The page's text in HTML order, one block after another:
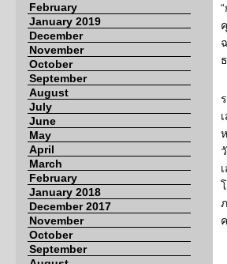
February
January 2019
December
November
October
September
August
July
June
May
April
March
February
January 2018
December 2017
November
October
September